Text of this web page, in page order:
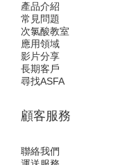
產品介紹
常見問題
次氯酸教室
應用領域
影片分享
長期客戶
尋找ASFA
顧客服務
聯絡我們